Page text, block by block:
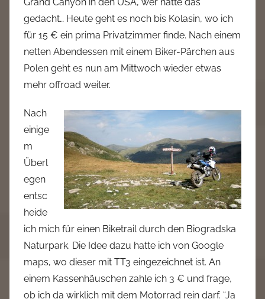
gedacht… Heute geht es noch bis Kolasin, wo ich
für 15 € ein prima Privatzimmer finde. Nach einem
netten Abendessen mit einem Biker-Pärchen aus
Polen geht es nun am Mittwoch wieder etwas
mehr offroad weiter.
Nach
einige
m
Überl
egen
entsc
heide
ich mich für einen Biketrail durch den Biogradska
Naturpark. Die Idee dazu hatte ich von Google
maps, wo dieser mit TT3 eingezeichnet ist. An
einem Kassenhäuschen zahle ich 3 € und frage,
ob ich da wirklich mit dem Motorrad rein darf. “Ja